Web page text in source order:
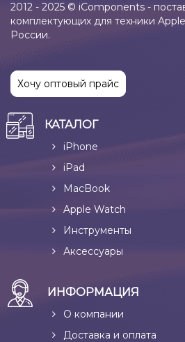
2012 - 2025 © iComponents -
комплектующих для техники
России.
Хочу оптовый прайс
КАТАЛОГ
iPhone
iPad
MacBook
Apple Watch
Инструменты
Аксессуары
ИНФОРМАЦИЯ
О компании
Доставка и оплата